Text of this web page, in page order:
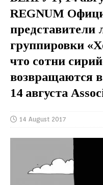
REGNUM
представители
группировки
что сотни
возвращаются
14 августа
14 August 2017